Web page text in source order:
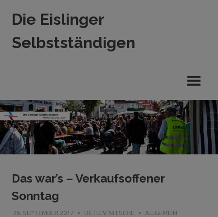
InhaltDie Eislinger
Selbstständigen
in
Hande,
Handwerk
und
Dienstleistung
Das war’s – Verkaufsoffener
Sonntag
26. SEPTEMBER 2017 DETLEV NITSCHE ALLGEMEIN